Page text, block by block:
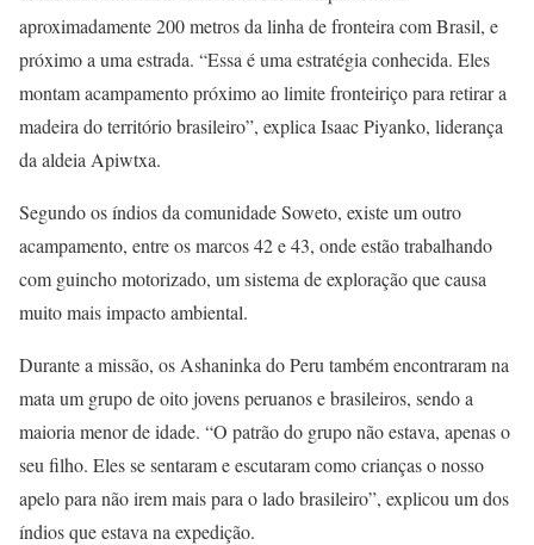
aproximadamente 200 metros da linha de fronteira com Brasil, e
próximo a uma estrada. “Essa é uma estratégia conhecida. Eles
montam acampamento próximo ao limite fronteiriço para retirar a
madeira do território brasileiro”, explica Isaac Piyanko, liderança
da aldeia Apiwtxa.
Segundo os índios da comunidade Soweto, existe um outro
acampamento, entre os marcos 42 e 43, onde estão trabalhando
com guincho motorizado, um sistema de exploração que causa
muito mais impacto ambiental.
Durante a missão, os Ashaninka do Peru também encontraram na
mata um grupo de oito jovens peruanos e brasileiros, sendo a
maioria menor de idade. “O patrão do grupo não estava, apenas o
seu filho. Eles se sentaram e escutaram como crianças o nosso
apelo para não irem mais para o lado brasileiro”, explicou um dos
índios que estava na expedição.